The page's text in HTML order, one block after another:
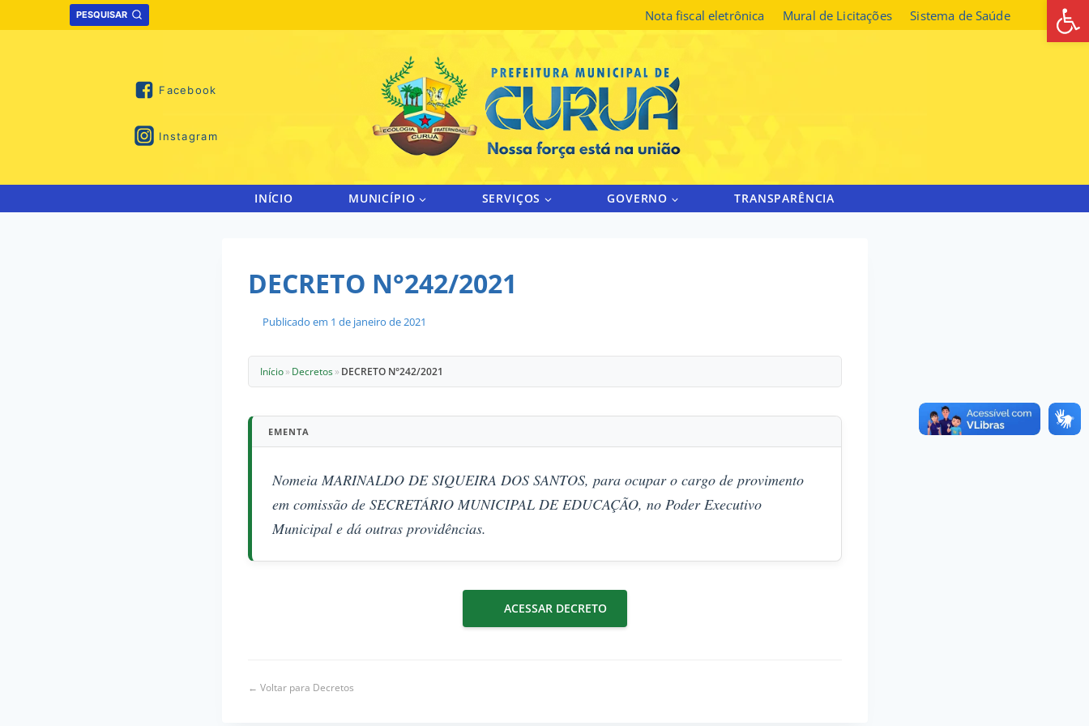
to
PESQUISAR Nota fiscal eletrônica Mural de Licitações Sistema de Saúde
Facebook
Instagram
INÍCIO MUNICÍPIO SERVIÇOS GOVERNO TRANSPARÊNCIA
DECRETO N°242/2021
Publicado em 1 de janeiro de 2021
Início » Decretos » DECRETO N°242/2021
EMENTA
Nomeia MARINALDO DE SIQUEIRA DOS SANTOS, para ocupar o cargo de provimento
em comissão de SECRETÁRIO MUNICIPAL DE EDUCAÇÃO, no Poder Executivo
Municipal e dá outras providências.
ACESSAR DECRETO
← Voltar para Decretos